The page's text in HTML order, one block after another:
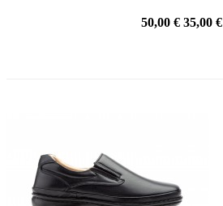
50,00 € 35,00 €